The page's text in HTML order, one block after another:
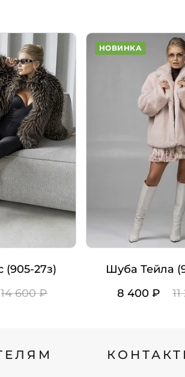
27з)
14 600 ₽
44
НОВИНКА
Шуба Тейла
8 400 ₽
164/42-44